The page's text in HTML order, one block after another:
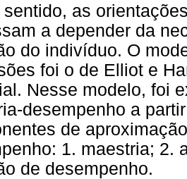
sentido, as
a depender da
do indivíduo. O
foi o de Elliot e
Nesse modelo, foi
desempenho a
de
1. maestria; 2.
de desempenho.